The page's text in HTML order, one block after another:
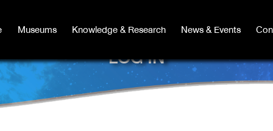
Museums Knowledge & Research News & Events
Museums Knowledge & Research News & Events
LOG IN